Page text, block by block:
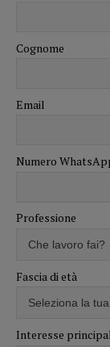
Cognome
Email
Numero
Professione
Fascia di età
Interesse